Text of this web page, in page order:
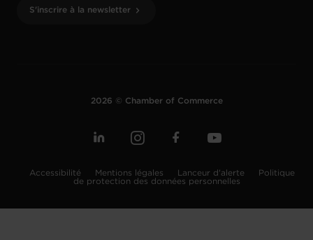
S'inscrire à la newsletter
2026 © Chamber of Commerce
Accessibilité Mentions légales Lanceur d'alerte
Politique
de protection des données personnelles